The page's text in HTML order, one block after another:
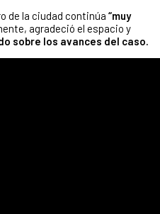
de la ciudad continúa “muy
agradeció el espacio y
sobre los avances del caso.